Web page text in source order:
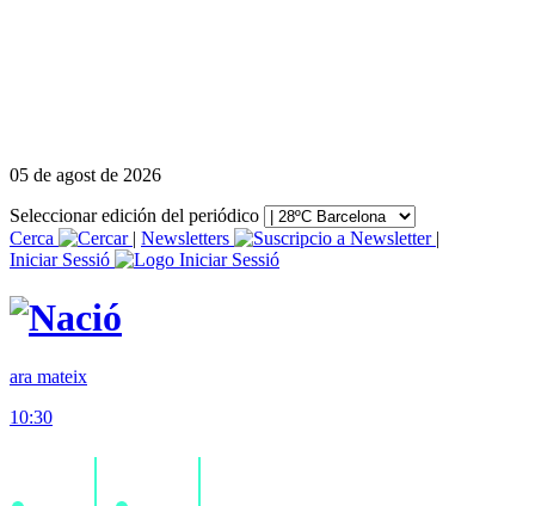
05 de agost de 2026
Seleccionar edición del periódico
Cerca
| Newsletters
|
Iniciar Sessió
ara mateix
10:30